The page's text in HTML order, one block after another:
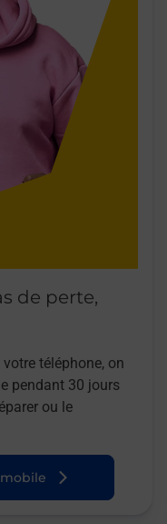
de perte,
téléphone, on
pendant 30 jours
ou le